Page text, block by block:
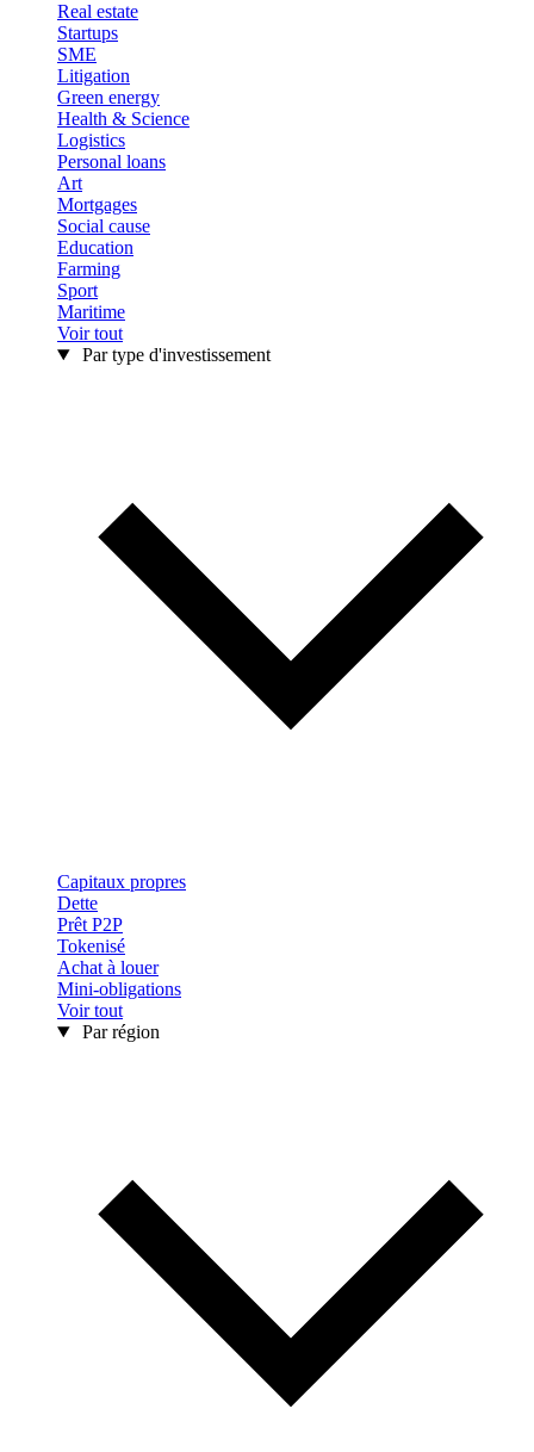
Real estate
Startups
SME
Litigation
Green energy
Health & Science
Logistics
Personal loans
Art
Mortgages
Social cause
Education
Farming
Sport
Maritime
Voir tout
Par type d'investissement
Capitaux propres
Dette
Prêt P2P
Tokenisé
Achat à louer
Mini-obligations
Voir tout
Par région